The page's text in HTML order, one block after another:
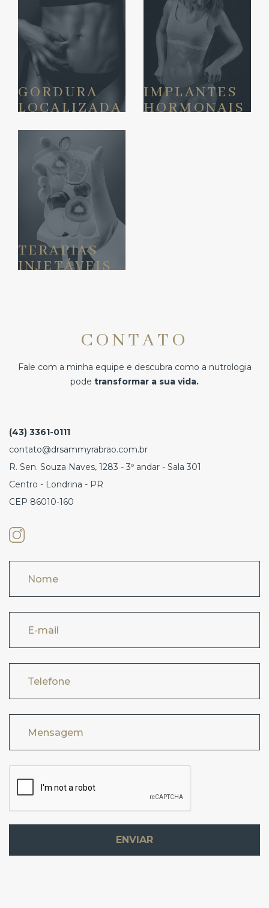
GORDURA
LOCALIZADA
IMPLANTES
HORMONAIS
TERAPIAS
INJETÁVEIS
CONTATO
Fale com a minha equipe e descubra como a nutrologia
pode transformar a sua vida.
(43) 3361-0111
contato@drsammyrabrao.com.br
R. Sen. Souza Naves, 1283 - 3º andar - Sala 301
Centro - Londrina - PR
CEP 86010-160
Nome
E-mail
Telefone
Mensagem
ENVIAR